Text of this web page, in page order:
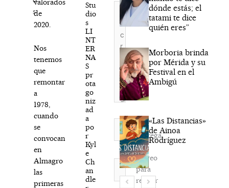
s
valorados
de
2020.
Nos
tenemos
que
remontar
a
1978,
cuando
se
convocan
en
Almagro
las
primeras
Stu
dio
s
LI
NT
ER
NA
S
pr
ota
go
niz
ad
a
po
r
Kyl
e
Ch
an
dle
Escribe
aquí...
Nombre*
Correo
electrónico*
Agréga
mi
correo
para
recibir
dónde estás; el
tatami te dice
quién eres”
Morboria brinda
por Mérida y su
Festival en el
Ambigú
«Las Distancias»
de Ainoa
Rodríguez